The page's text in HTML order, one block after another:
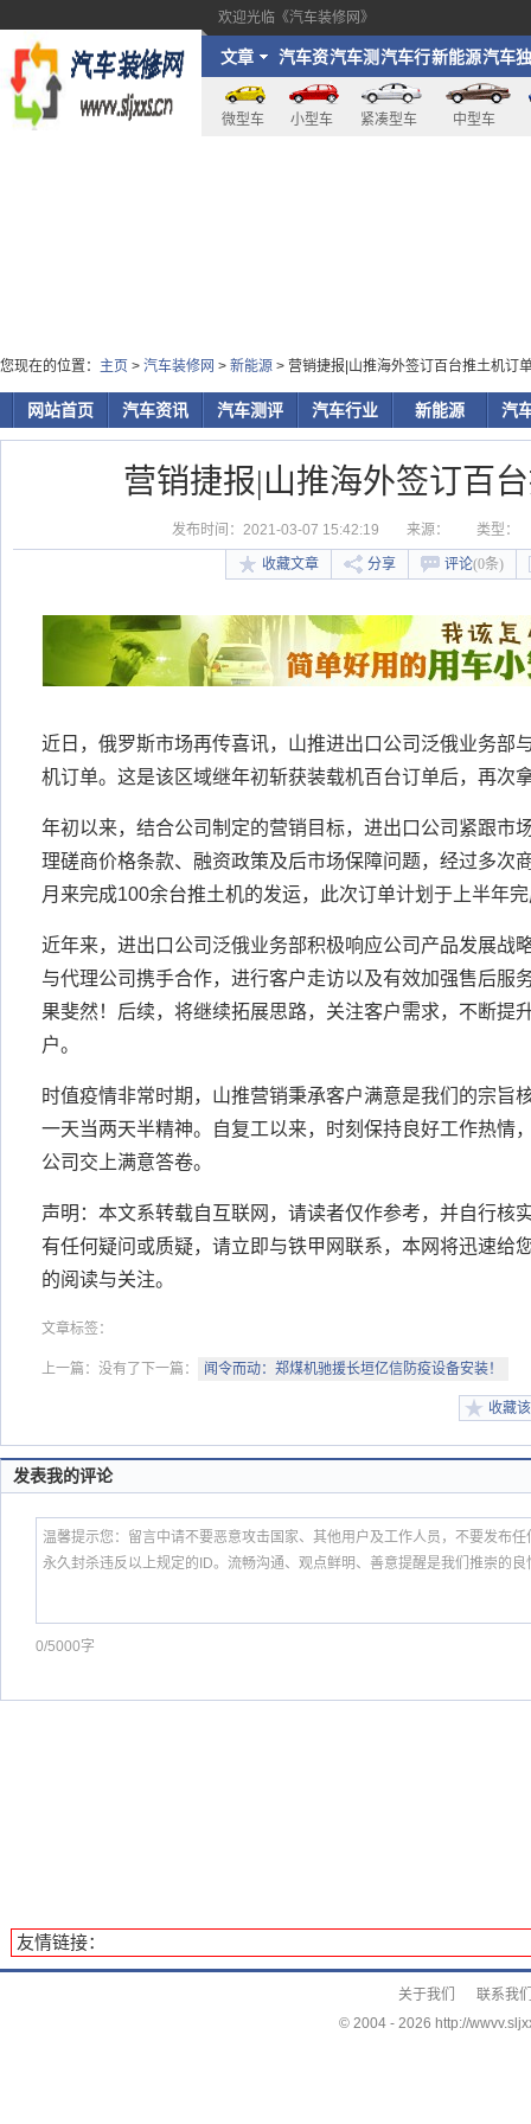
欢迎光临《汽车装修网》
文章 汽车资
讯
汽车测
评
汽车行
业
新能源汽车独
家
微型车 小型车 紧凑型车 中型车
您现在的位置： 主页 > 汽车装修网 > 新能源 > 营销捷报|山推海外签订百台推土机订
网站首页 汽车资讯 汽车测评 汽车行业 新能源 汽
营销捷报|山推海外签订百
发布时间：2021-03-07 15:42:19 来源： 类型：
收藏文章 分享 评论(0条)
近日，俄罗斯市场再传喜讯，山推进出口公司泛俄业务部
机订单。这是该区域继年初斩获装载机百台订单后，再次
年初以来，结合公司制定的营销目标，进出口公司紧跟市
理磋商价格条款、融资政策及后市场保障问题，经过多次
月来完成100余台推土机的发运，此次订单计划于上半年
近年来，进出口公司泛俄业务部积极响应公司产品发展战
与代理公司携手合作，进行客户走访以及有效加强售后服
果斐然！后续，将继续拓展思路，关注客户需求，不断提
户。
时值疫情非常时期，山推营销秉承客户满意是我们的宗旨
一天当两天半精神。自复工以来，时刻保持良好工作热情
公司交上满意答卷。
声明：本文系转载自互联网，请读者仅作参考，并自行核
有任何疑问或质疑，请立即与铁甲网联系，本网将迅速给
的阅读与关注。
文章标签：
上一篇：没有了 下一篇： 闻令而动：郑煤机驰援长垣亿信防疫设备安装！
收藏
发表我的评论
0/5000字
友情链接：
关于我们
联系我
© 2004 - 2026 http://